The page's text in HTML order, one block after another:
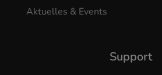
Aktuelles & Events
Support